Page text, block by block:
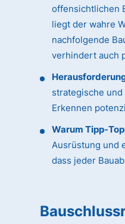
offensichtlichen
liegt der wahre
nachfolgende
verhindert auch
strategische
Erkennen
Warum Tipp-
Ausrüstung und
dass jeder